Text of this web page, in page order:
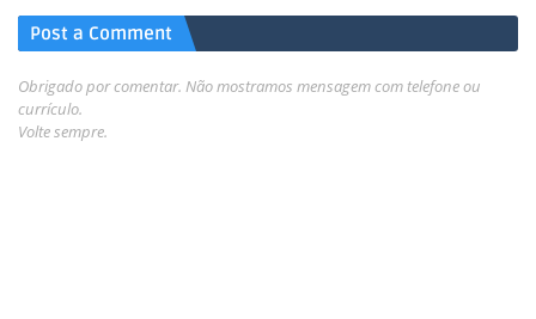
Post a Comment
Obrigado por comentar. Não mostramos mensagem com telefone ou
currículo.
Volte sempre.